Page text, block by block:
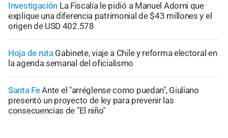
Investigación La Fiscalía le pidió a Manuel Adorni que
explique una diferencia patrimonial de $43 millones y el
origen de USD 402.578
Hoja de ruta Gabinete, viaje a Chile y reforma electoral en
la agenda semanal del oficialismo
Santa FeAnte el "arréglense como puedan", Giuliano
presentó un proyecto de ley para prevenir las
consecuencias de "El niño"